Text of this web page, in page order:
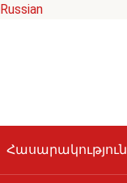
Russian
Հասարակություն